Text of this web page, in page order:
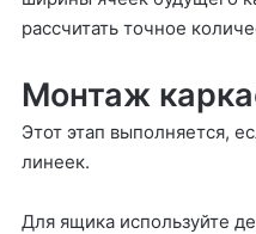
рассчитать точное
Монтаж
Этот этап выполняется,
линеек.
Для ящика используйте